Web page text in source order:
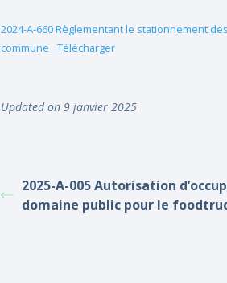
2024-A-660 Règlementant le stationnement
commune
Télécharger
Updated on 9 janvier 2025
2025-A-005 Autorisation
domaine public pour le